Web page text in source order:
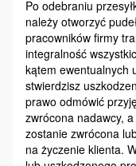
Po odebraniu
należy otworzyć
pracowników firmy
integralność
kątem ewentualnych
stwierdzisz
prawo odmówić
zwrócona nadawcy,
zostanie zwrócona
na życzenie klienta.